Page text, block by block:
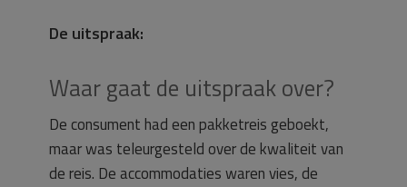
De uitspraak:
Waar gaat de uitspraak over?
De consument had een pakketreis geboekt,
maar was teleurgesteld over de kwaliteit van
de reis. De accommodaties waren vies, de